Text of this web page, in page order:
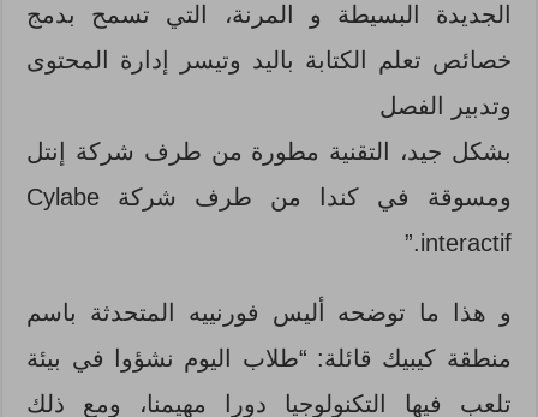
الجديدة البسيطة و المرنة، التي تسمح بدمج
خصائص تعلم الكتابة باليد وتيسر إدارة المحتوى
وتدبير الفصل
بشكل جيد، التقنية مطورة من طرف شركة إنتل
ومسوقة في كندا من طرف شركة Cylabe
interactif.”
و هذا ما توضحه أليس فورنييه المتحدثة باسم
منطقة كيبيك قائلة: “طلاب اليوم نشؤوا في بيئة
تلعب فيها التكنولوجيا دورا مهيمنا، ومع ذلك